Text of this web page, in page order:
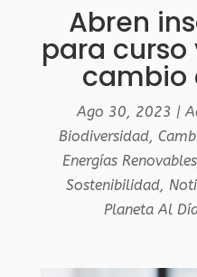
Abren
para
cambio
Ago 30, 2023 |
Biodiversidad,
Energías Renovables
Sostenibilidad,
Planeta Al